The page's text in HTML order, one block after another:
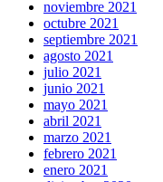
noviembre 2021
octubre 2021
septiembre 2021
agosto 2021
julio 2021
junio 2021
mayo 2021
abril 2021
marzo 2021
febrero 2021
enero 2021